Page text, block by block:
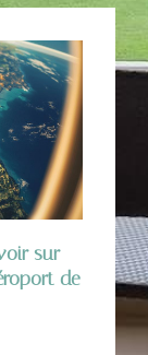
sur
de